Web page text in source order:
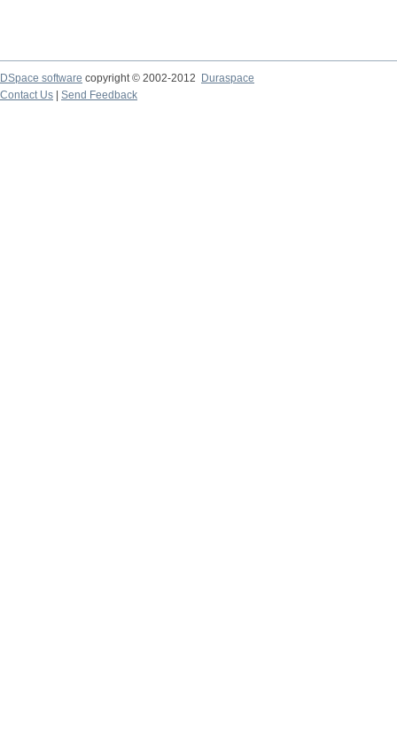
DSpace software copyright © 2002-2012
Duraspace
Contact Us
Send Feedback